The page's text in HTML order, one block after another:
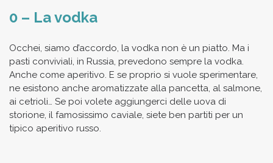
0 – La vodka
Occhei, siamo d’accordo, la vodka non è un piatto. Ma i
pasti conviviali, in Russia, prevedono sempre la vodka.
Anche come aperitivo. E se proprio si vuole sperimentare,
ne esistono anche aromatizzate alla pancetta, al salmone,
ai cetrioli… Se poi volete aggiungerci delle uova di
storione, il famosissimo caviale, siete ben partiti per un
tipico aperitivo russo.